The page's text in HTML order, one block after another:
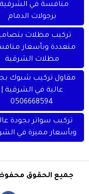
منافسة في الشرقية
برجولات الدمام
تركيب مظلات
متعددة وبأسعار
مظلات الشرقية
مقاول تركيب شبوك
عالية في الشرقية |
0506668594
تركيب سواتر بجودة
وبأسعار مميزة في
جميع الحقوق محفوظة